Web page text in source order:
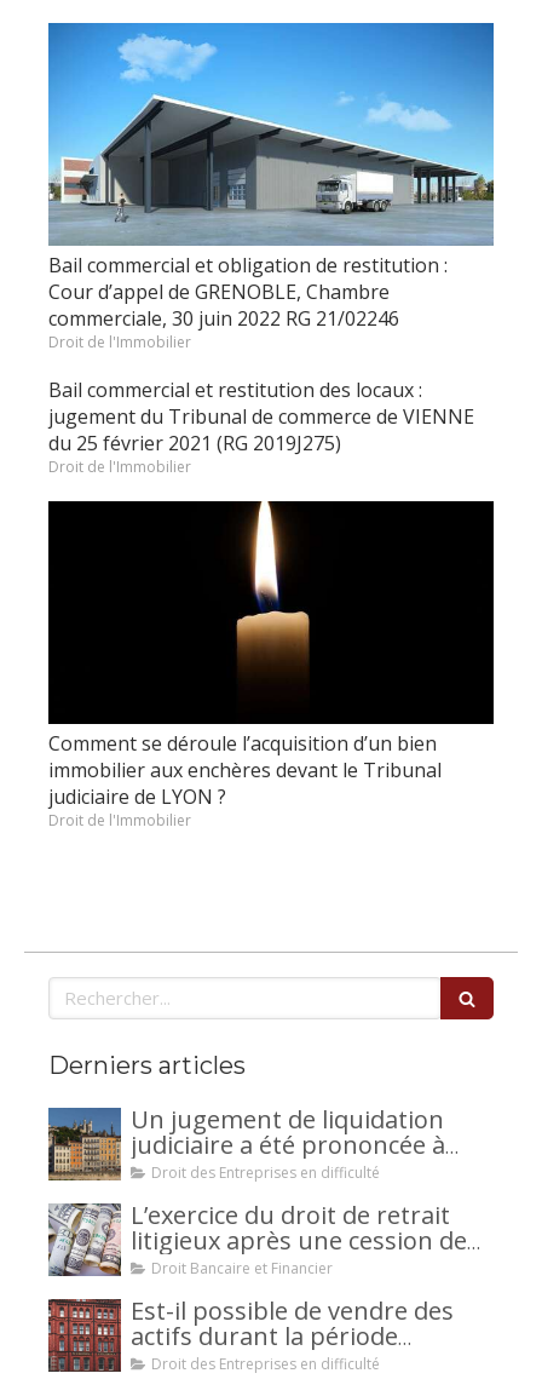
Bail commercial et obligation de restitution :
Cour d’appel de GRENOBLE, Chambre
commerciale, 30 juin 2022 RG 21/02246
Droit de l'Immobilier
Bail commercial et restitution des locaux :
jugement du Tribunal de commerce de VIENNE
du 25 février 2021 (RG 2019J275)
Droit de l'Immobilier
Comment se déroule l’acquisition d’un bien
immobilier aux enchères devant le Tribunal
judiciaire de LYON ?
Droit de l'Immobilier
Rechercher
Derniers articles
Un jugement de liquidation
judiciaire a été prononcée à
votre encontre : comment
Droit des Entreprises en difficulté
L’exercice du droit de retrait
litigieux après une cession de
créance : un mécanisme
la caution.
Droit Bancaire et Financier
Est-il possible de vendre des
actifs durant la période
d’observation d’un
Droit des Entreprises en difficulté